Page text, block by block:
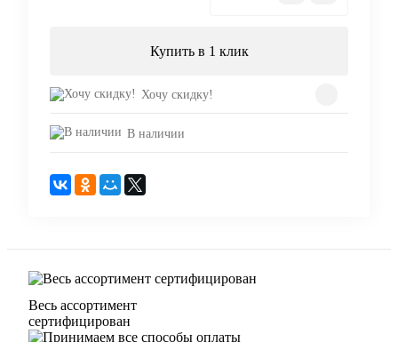
Купить в 1 клик
Хочу скидку!
В наличии
Весь ассортимент
сертифицирован